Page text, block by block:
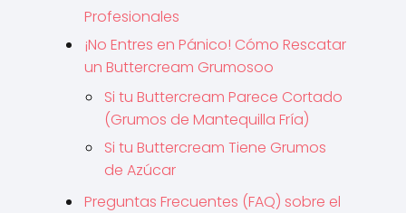
Profesionales
¡No Entres en Pánico! Cómo Rescatar
un Buttercream Grumosoo
Si tu Buttercream Parece Cortado
(Grumos de Mantequilla Fría)
Si tu Buttercream Tiene Grumos
de Azúcar
Preguntas Frecuentes (FAQ) sobre el